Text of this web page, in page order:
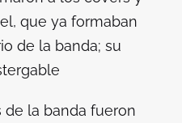
que ya formaban
de la banda; su
de la banda fueron